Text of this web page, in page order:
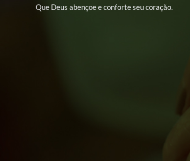
Que Deus abençoe e conforte seu coração.